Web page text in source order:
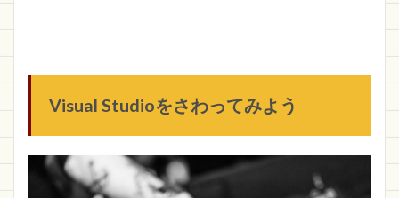
Visual Studioをさわってみよう